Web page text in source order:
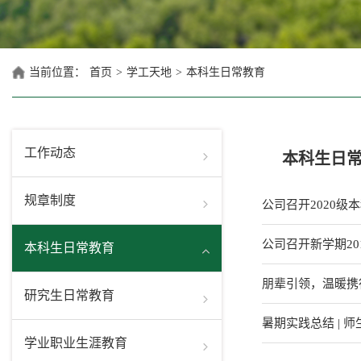
当前位置： 首页 > 学工天地 > 本科生日常教育
工作动态
规章制度
本科生日常教育
研究生日常教育
学业职业生涯教育
本科生日
公司召开2020级
公司召开新学期
朋辈引领，温暖
暑期实践总结 | 师